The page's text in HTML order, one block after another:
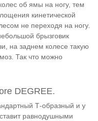
об ямы на ногу, тем
кинетической
не переходя на ногу.
брызговик
на заднем колесе такую
Так что можно
DEGREE.
Т-образный и у
равнодушными